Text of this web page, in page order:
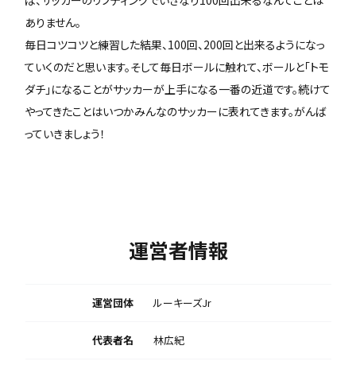
ありません。
毎日コツコツと練習した結果、100回、200回と出来るようになっ
ていくのだと思います。そして毎日ボールに触れて、ボールと「トモ
ダチ」になることがサッカーが上手になる一番の近道です。続けて
やってきたことはいつかみんなのサッカーに表れてきます。がんば
っていきましょう！
運営者情報
運営団体 ルーキーズJr
代表者名 林広紀